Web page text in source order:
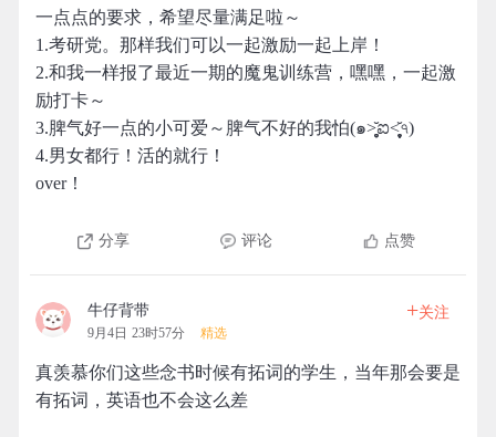
一点点的要求，希望尽量满足啦～
1.考研党。那样我们可以一起激励一起上岸！
2.和我一样报了最近一期的魔鬼训练营，嘿嘿，一起激
励打卡～
3.脾气好一点的小可爱～脾气不好的我怕(๑˃̥̩̥̥̥̥̆ಐ˂̩̩̥̥̩̥̆৭)
4.男女都行！活的就行！
over！
分享 评论 点赞
牛仔背带
9月4日 23时57分 精选
+关注
真羡慕你们这些念书时候有拓词的学生，当年那会要是
有拓词，英语也不会这么差